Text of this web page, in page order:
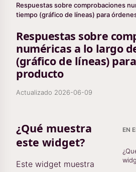
Respuestas sobre comprobaciones
tiempo (gráfico de líneas) para
Respuestas sobre
numéricas a lo largo
(gráfico de líneas)
producto
Actualizado 2026-06-09
¿Qué muestra
este widget?
Este widget muestra
EN